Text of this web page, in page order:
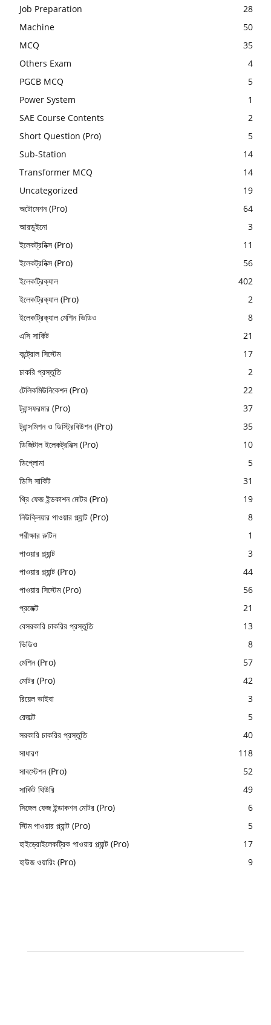
Job Preparation
28
Machine
50
MCQ
35
Others Exam
4
PGCB MCQ
5
Power System
1
SAE Course Contents
2
Short Question (Pro)
5
Sub-Station
14
Transformer MCQ
14
Uncategorized
19
অটোমেশন (Pro)
64
আরডুইনো
3
ইলেকট্রনিক্স (Pro)
11
ইলেকট্রনিক্স (Pro)
56
ইলেকট্রিক্যাল
402
ইলেকট্রিক্যাল (Pro)
2
ইলেকট্রিক্যাল মেশিন ভিডিও
8
এসি সার্কিট
21
কন্ট্রোল সিস্টেম
17
চাকরি প্রস্তুতি
2
টেলিকমিউনিকেশন (Pro)
22
ট্রান্সফরমার (Pro)
37
ট্রান্সমিশন ও ডিস্ট্রিবিউশন (Pro)
35
ডিজিটাল ইলেকট্রনিক্স (Pro)
10
ডিপ্লোমা
5
ডিসি সার্কিট
31
থ্রি ফেজ ইন্ডকাশন মোটর (Pro)
19
নিউক্লিয়ার পাওয়ার প্ল্যান্ট (Pro)
8
পরীক্ষার রুটিন
1
পাওয়ার প্ল্যান্ট
3
পাওয়ার প্ল্যান্ট (Pro)
44
পাওয়ার সিস্টেম (Pro)
56
প্রজেক্ট
21
বেসরকারি চাকরির প্রস্তুতি
13
ভিডিও
8
মেশিন (Pro)
57
মোটর (Pro)
42
রিয়েল ভাইবা
3
রেজাল্ট
5
সরকারি চাকরির প্রস্তুতি
40
সাধারণ
118
সাবস্টেশন (Pro)
52
সার্কিট থিউরি
49
সিঙ্গেল ফেজ ইন্ডাকশন মোটর (Pro)
6
স্টিম পাওয়ার প্ল্যান্ট (Pro)
5
হাইড্রোইলেকট্রিক পাওয়ার প্ল্যান্ট (Pro)
17
হাউজ ওয়ারিং (Pro)
9